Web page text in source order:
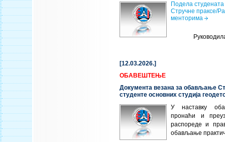
Подела
Стручне праксе/
менторима
[12.03.2026.]
ОБАВЕШТЕЊЕ
Документа везана за обављање
студенте основних студија
У наставку
пронаћи и
распореде и
обављање